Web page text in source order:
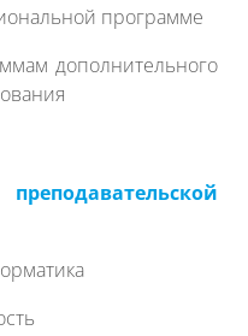
программе
дополнительного